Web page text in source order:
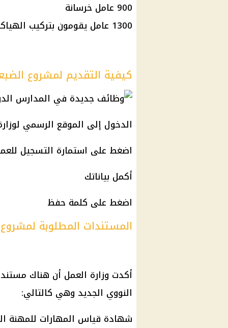
900 عامل خرسانة
1300 عامل يقومون بتركيب الهياكل الخرسانية المسلحة
كيفية التقديم لمشروع الضبعة
الدخول إلى الموقع الرسمي
اضغط على استمارة التسجيل
أكمل بياناتك
اضغط على كلمة حفظ
المستندات المطلوبة لمشروع
أكدت وزارة العمل أن هناك
النووي الجديد وهي كالتالي:
شهادة قياس المهارات للمهنة